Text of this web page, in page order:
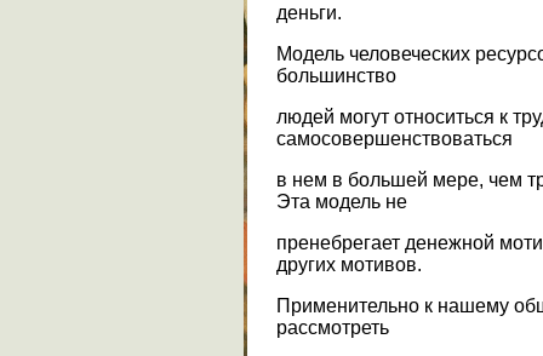
деньги.
Модель человеческих
большинство
людей могут относиться к
самосовершенствоваться
в нем в большей мере, чем
Эта модель не
пренебрегает денежной
других мотивов.
Применительно к нашему
рассмотреть